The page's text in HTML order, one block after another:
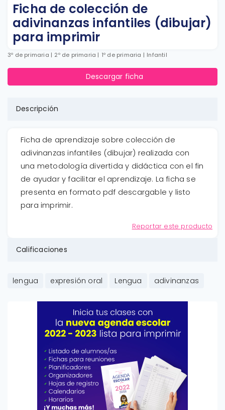
Ficha de colección de
adivinanzas infantiles (dibujar)
para imprimir
3º de primaria | 2º de primaria | 1º de primaria | Infantil
Descargar ficha
Descripción
Ficha de aprendizaje sobre colección de
adivinanzas infantiles (dibujar) realizada con
una metodología divertida y didáctica con el fin
de ayudar y facilitar el aprendizaje. La ficha se
presenta en formato pdf descargable y listo
para imprimir.
Reportar este producto
Calificaciones
lengua expresión oral Lengua adivinanzas